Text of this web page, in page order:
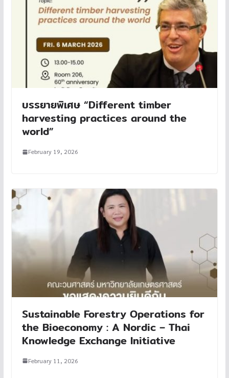
บรรยายพิเศษ “Different timber
harvesting practices around the
world”
February 19, 2026
Sustainable Forestry Operations for
the Bioeconomy : A Nordic – Thai
Knowledge Exchange Initiative
February 11, 2026